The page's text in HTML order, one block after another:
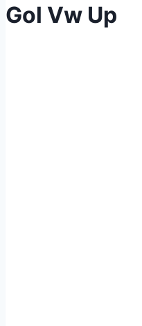
Gol Vw Up